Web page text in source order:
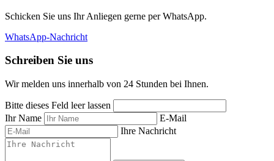
Schicken Sie uns Ihr Anliegen gerne per WhatsApp.
WhatsApp-Nachricht
Schreiben Sie uns
Wir melden uns innerhalb von 24 Stunden bei Ihnen.
Bitte dieses Feld leer lassen
Ihr Name
E-Mail
Ihre Nachricht